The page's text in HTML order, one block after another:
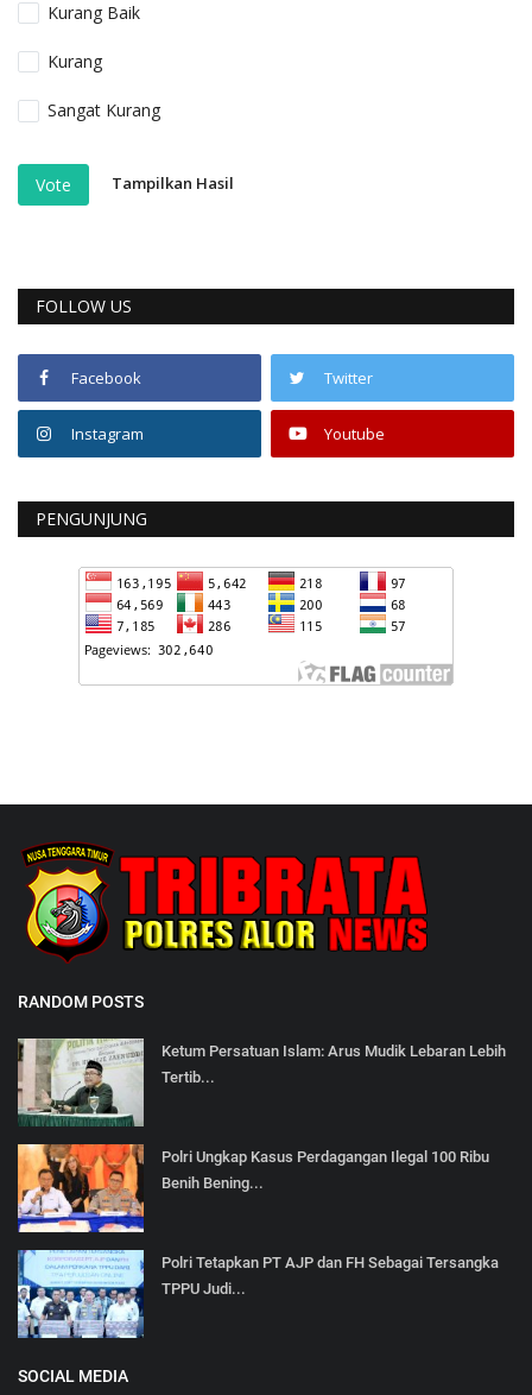
Kurang Baik
Kurang
Sangat Kurang
Vote Tampilkan Hasil
FOLLOW US
Facebook Twitter
Instagram Youtube
PENGUNJUNG
RANDOM POSTS
Ketum Persatuan Islam: Arus Mudik Lebaran Lebih
Tertib...
Polri Ungkap Kasus Perdagangan Ilegal 100 Ribu
Benih Bening...
Polri Tetapkan PT AJP dan FH Sebagai Tersangka
TPPU Judi...
SOCIAL MEDIA